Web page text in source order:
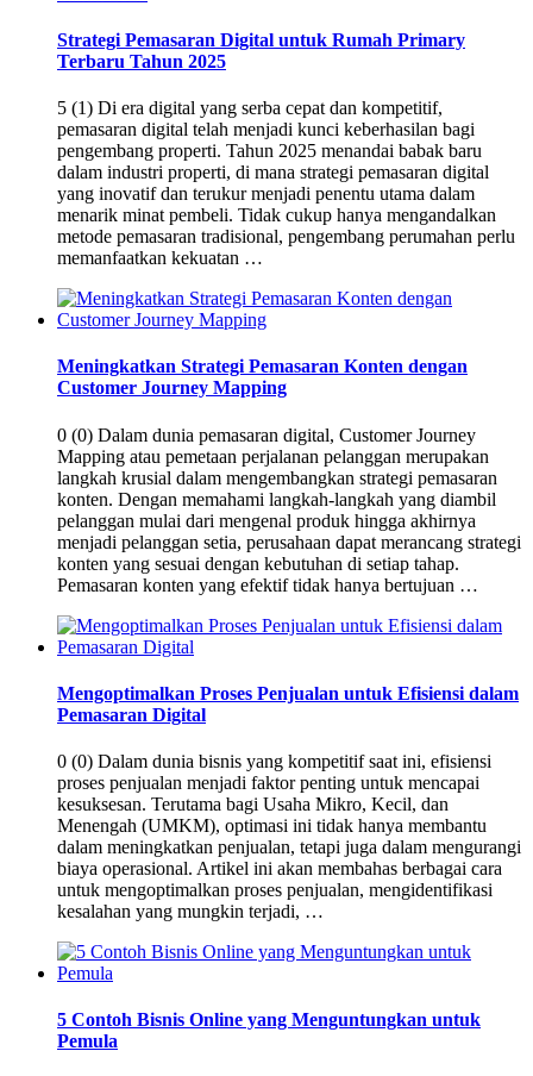
Strategi Pemasaran Digital untuk Rumah Primary
Terbaru Tahun 2025
5 (1) Di era digital yang serba cepat dan kompetitif,
pemasaran digital telah menjadi kunci keberhasilan bagi
pengembang properti. Tahun 2025 menandai babak baru
dalam industri properti, di mana strategi pemasaran digital
yang inovatif dan terukur menjadi penentu utama dalam
menarik minat pembeli. Tidak cukup hanya mengandalkan
metode pemasaran tradisional, pengembang perumahan perlu
memanfaatkan kekuatan …
Meningkatkan Strategi Pemasaran Konten dengan
Customer Journey Mapping
0 (0) Dalam dunia pemasaran digital, Customer Journey
Mapping atau pemetaan perjalanan pelanggan merupakan
langkah krusial dalam mengembangkan strategi pemasaran
konten. Dengan memahami langkah-langkah yang diambil
pelanggan mulai dari mengenal produk hingga akhirnya
menjadi pelanggan setia, perusahaan dapat merancang strategi
konten yang sesuai dengan kebutuhan di setiap tahap.
Pemasaran konten yang efektif tidak hanya bertujuan …
Mengoptimalkan Proses Penjualan untuk Efisiensi dalam
Pemasaran Digital
0 (0) Dalam dunia bisnis yang kompetitif saat ini, efisiensi
proses penjualan menjadi faktor penting untuk mencapai
kesuksesan. Terutama bagi Usaha Mikro, Kecil, dan
Menengah (UMKM), optimasi ini tidak hanya membantu
dalam meningkatkan penjualan, tetapi juga dalam mengurangi
biaya operasional. Artikel ini akan membahas berbagai cara
untuk mengoptimalkan proses penjualan, mengidentifikasi
kesalahan yang mungkin terjadi, …
5 Contoh Bisnis Online yang Menguntungkan untuk
Pemula